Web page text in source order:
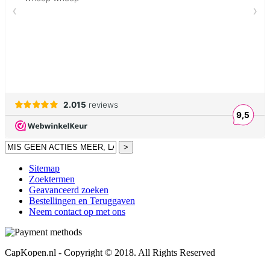
>
Sitemap
Zoektermen
Geavanceerd zoeken
Bestellingen en Teruggaven
Neem contact op met ons
CapKopen.nl - Copyright © 2018. All Rights Reserved